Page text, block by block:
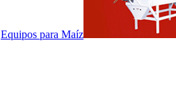
Equipos para Maíz